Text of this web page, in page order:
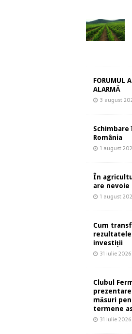
FORUMUL
ALARMĂ
3 august
Schimbare
România
1 august
În
are
1 august
Cum
rezultatele
investiții
31 iulie 2026
Clubul
măsuri
termene
31 iulie 2026